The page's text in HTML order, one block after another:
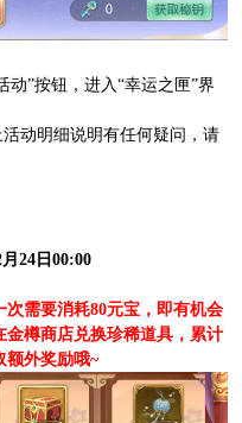
动”按钮，进入“幸运之匣”界
动明细说明有任何疑问，请
24日00:00
需要消耗80元宝，即有机会
樽商店兑换珍稀道具，累计
额外奖励哦~